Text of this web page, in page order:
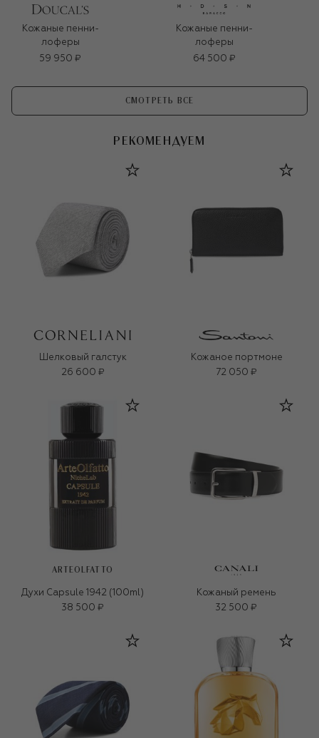
Кожаные пенни-
лоферы
59 950 ₽
Кожаные пенни-
лоферы
64 500 ₽
СМОТРЕТЬ ВСЕ
РЕКОМЕНДУЕМ
Шелковый галстук
26 600 ₽
Кожаное портмоне
72 050 ₽
ARTEOLFATTO
Духи Capsule 1942 (100ml)
38 500 ₽
Кожаный ремень
32 500 ₽